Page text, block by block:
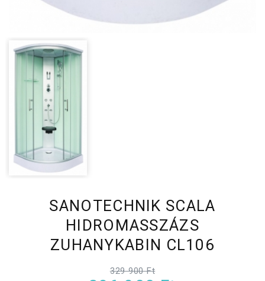
SANOTECHNIK SCALA
HIDROMASSZÁZS
ZUHANYKABIN CL106
329 900 Ft